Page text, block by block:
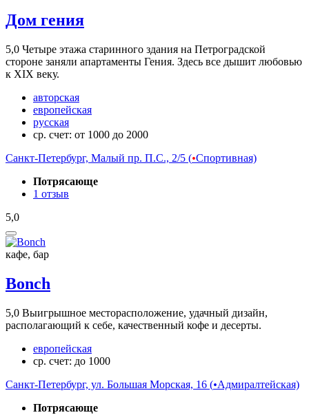
Дом гения
5,0 Четыре этажа старинного здания на Петроградской
стороне заняли апартаменты Гения. Здесь все дышит любовью
к XIX веку.
авторская
европейская
русская
ср. счет: от 1000 до 2000
Санкт-Петербург, Малый пр. П.С., 2/5 (•Спортивная)
Потрясающе
1 отзыв
5,0
кафе, бар
Bonch
5,0 Выигрышное месторасположение, удачный дизайн,
располагающий к себе, качественный кофе и десерты.
европейская
ср. счет: до 1000
Санкт-Петербург, ул. Большая Морская, 16 (•Адмиралтейская)
Потрясающе